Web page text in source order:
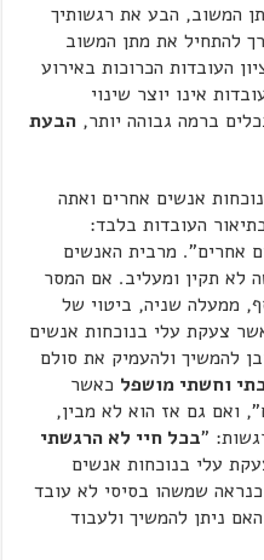
המשוב, הבע את רגשותיך
להתחיל את מתן המשוב
העובדות הכרוכות באירוע
אינו יוצר שינוי
ברמה גבוהה יותר,הבעת
אנשים אחרים ואתה
העובדות בלבד:
אחרים". מרבית האנשים
לא תקין ומעליב. אם המסר
ממעלה שניה, ביטוי של
צעקת עלי בנוכחות אנשים
להמשיך ולהעמיק את סולם
וחשתי מושפל כאשר
ואם גם אז הוא לא מבין,
"בכל חיי לא הרגשתי
עלי בנוכחות אנשים
שמשהו בסיסי לא עובד
ניתן להמשיך ולעבוד